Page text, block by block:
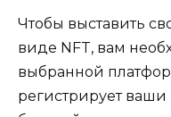
Чтобы выставить
виде NFT, вам
выбранной
регистрирует